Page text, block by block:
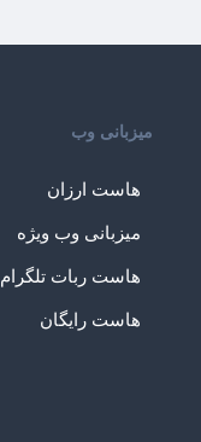
میزبانی وب
هاست ارزان
میزبانی وب ویژه
هاست ربات تلگرام
هاست رایگان